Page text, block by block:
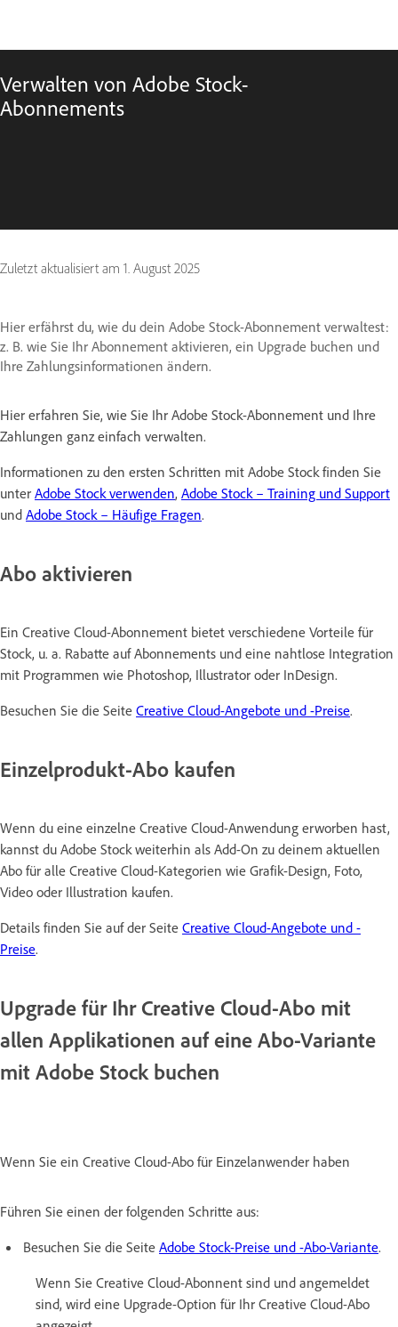
Verwalten von Adobe Stock-
Abonnements
Zuletzt aktualisiert am 1. August 2025
Hier erfährst du, wie du dein Adobe Stock-Abonnement verwaltest:
z. B. wie Sie Ihr Abonnement aktivieren, ein Upgrade buchen und
Ihre Zahlungsinformationen ändern.
Hier erfahren Sie, wie Sie Ihr Adobe Stock-Abonnement und Ihre
Zahlungen ganz einfach verwalten.
Informationen zu den ersten Schritten mit Adobe Stock finden Sie
unter Adobe Stock verwenden, Adobe Stock – Training und Support
und Adobe Stock – Häufige Fragen.
Abo aktivieren
Ein Creative Cloud-Abonnement bietet verschiedene Vorteile für
Stock, u. a. Rabatte auf Abonnements und eine nahtlose Integration
mit Programmen wie Photoshop, Illustrator oder InDesign.
Besuchen Sie die Seite Creative Cloud-Angebote und -Preise.
Einzelprodukt-Abo kaufen
Wenn du eine einzelne Creative Cloud-Anwendung erworben hast,
kannst du Adobe Stock weiterhin als Add-On zu deinem aktuellen
Abo für alle Creative Cloud-Kategorien wie Grafik-Design, Foto,
Video oder Illustration kaufen.
Details finden Sie auf der Seite Creative Cloud-Angebote und -
Preise.
Upgrade für Ihr Creative Cloud-Abo mit
allen Applikationen auf eine Abo-Variante
mit Adobe Stock buchen
Wenn Sie ein Creative Cloud-Abo für Einzelanwender haben
Führen Sie einen der folgenden Schritte aus:
Besuchen Sie die Seite Adobe Stock-Preise und -Abo-Variante.
Wenn Sie Creative Cloud-Abonnent sind und angemeldet
sind, wird eine Upgrade-Option für Ihr Creative Cloud-Abo